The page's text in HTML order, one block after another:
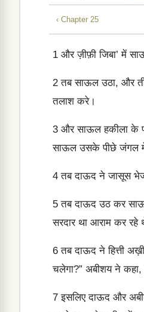
‹ Chapter 25
1 और ज़ीफ़ी जिबा’ में
2 तब साऊल उठा, और
तलाश करे।
3 और साऊल हकीला के
साऊल उसके पीछे जंगल
4 तब दाऊद ने जासूस
5 तब दाऊद उठ कर
सरदार था आराम कर
6 तब दाऊद ने हित्ती
चलेगा?” अबीशय ने
7 इसलिए दाऊद और